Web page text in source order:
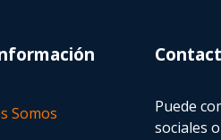
Somos
Puede
sociales